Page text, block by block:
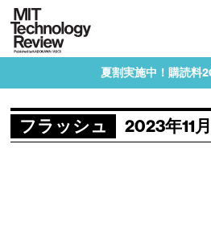
夏割実施中！購読料
フラッシュ 2023年11